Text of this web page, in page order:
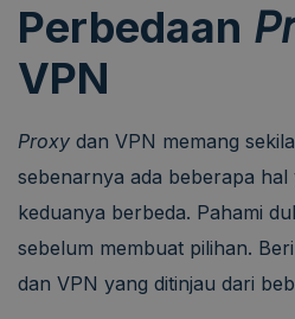
Perbedaan
VPN
Proxy dan VPN memang
sebenarnya ada beberapa hal
keduanya berbeda. Pahami
sebelum membuat pilihan.
dan VPN yang ditinjau dari